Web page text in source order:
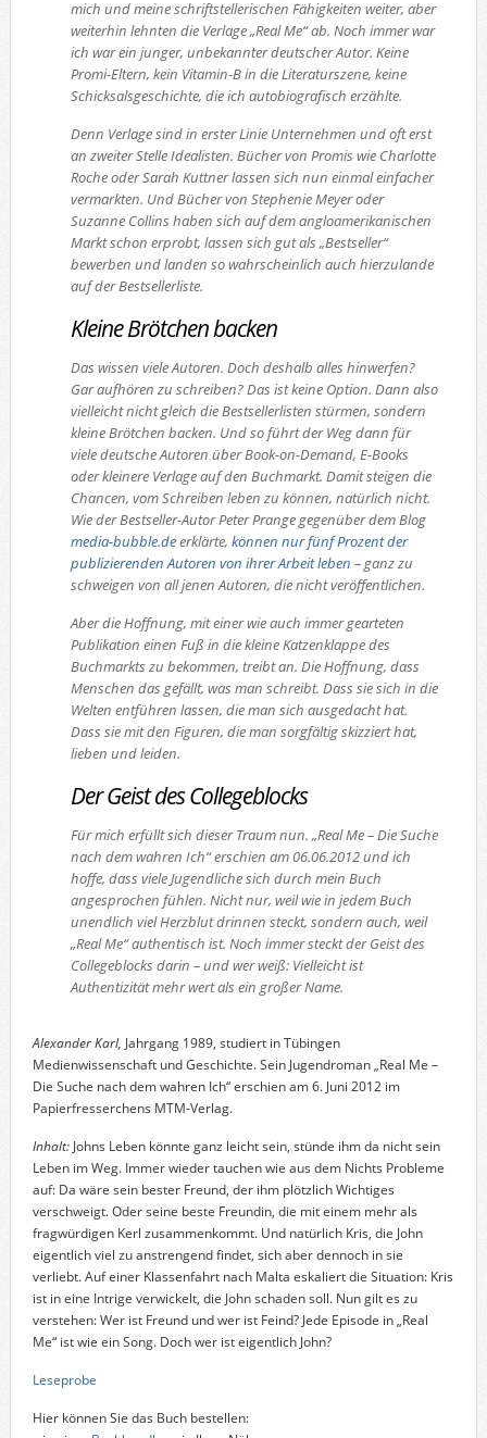
mich und meine schriftstellerischen Fähigkeiten weiter, aber
weiterhin lehnten die Verlage „Real Me“ ab. Noch immer war
ich war ein junger, unbekannter deutscher Autor. Keine
Promi-Eltern, kein Vitamin-B in die Literaturszene, keine
Schicksalsgeschichte, die ich autobiografisch erzählte.
Denn Verlage sind in erster Linie Unternehmen und oft erst
an zweiter Stelle Idealisten. Bücher von Promis wie Charlotte
Roche oder Sarah Kuttner lassen sich nun einmal einfacher
vermarkten. Und Bücher von Stephenie Meyer oder
Suzanne Collins haben sich auf dem angloamerikanischen
Markt schon erprobt, lassen sich gut als „Bestseller“
bewerben und landen so wahrscheinlich auch hierzulande
auf der Bestsellerliste.
Kleine Brötchen backen
Das wissen viele Autoren. Doch deshalb alles hinwerfen?
Gar aufhören zu schreiben? Das ist keine Option. Dann also
vielleicht nicht gleich die Bestsellerlisten stürmen, sondern
kleine Brötchen backen. Und so führt der Weg dann für
viele deutsche Autoren über Book-on-Demand, E-Books
oder kleinere Verlage auf den Buchmarkt. Damit steigen die
Chancen, vom Schreiben leben zu können, natürlich nicht.
Wie der Bestseller-Autor Peter Prange gegenüber dem Blog
media-bubble.deerklärte, können nur fünf Prozent der
publizierenden Autoren von ihrer Arbeit leben – ganz zu
schweigen von all jenen Autoren, die nicht veröffentlichen.
Aber die Hoffnung, mit einer wie auch immer gearteten
Publikation einen Fuß in die kleine Katzenklappe des
Buchmarkts zu bekommen, treibt an. Die Hoffnung, dass
Menschen das gefällt, was man schreibt. Dass sie sich in die
Welten entführen lassen, die man sich ausgedacht hat.
Dass sie mit den Figuren, die man sorgfältig skizziert hat,
lieben und leiden.
Der Geist des Collegeblocks
Für mich erfüllt sich dieser Traum nun. „Real Me – Die Suche
nach dem wahren Ich“ erschien am 06.06.2012 und ich
hoffe, dass viele Jugendliche sich durch mein Buch
angesprochen fühlen. Nicht nur, weil wie in jedem Buch
unendlich viel Herzblut drinnen steckt, sondern auch, weil
„Real Me“ authentisch ist. Noch immer steckt der Geist des
Collegeblocks darin – und wer weiß: Vielleicht ist
Authentizität mehr wert als ein großer Name.
Alexander Karl, Jahrgang 1989, studiert in Tübingen
Medienwissenschaft und Geschichte. Sein Jugendroman „Real Me –
Die Suche nach dem wahren Ich“ erschien am 6. Juni 2012 im
Papierfresserchens MTM-Verlag.
Inhalt: Johns Leben könnte ganz leicht sein, stünde ihm da nicht sein
Leben im Weg. Immer wieder tauchen wie aus dem Nichts Probleme
auf: Da wäre sein bester Freund, der ihm plötzlich Wichtiges
verschweigt. Oder seine beste Freundin, die mit einem mehr als
fragwürdigen Kerl zusammenkommt. Und natürlich Kris, die John
eigentlich viel zu anstrengend findet, sich aber dennoch in sie
verliebt. Auf einer Klassenfahrt nach Malta eskaliert die Situation: Kris
ist in eine Intrige verwickelt, die John schaden soll. Nun gilt es zu
verstehen: Wer ist Freund und wer ist Feind? Jede Episode in „Real
Me“ ist wie ein Song. Doch wer ist eigentlich John?
Leseprobe
Hier können Sie das Buch bestellen: